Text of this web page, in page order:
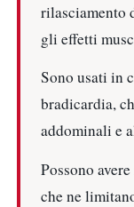
rilasciamento
gli effetti
Sono usati in
bradicardia,
addominali e
Possono
che ne